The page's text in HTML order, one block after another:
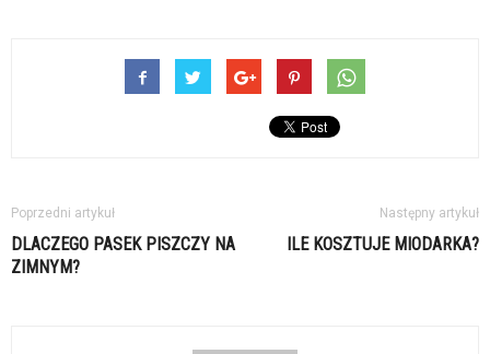
Poprzedni artykuł
DLACZEGO PASEK PISZCZY NA
ZIMNYM?
Następny artykuł
ILE KOSZTUJE MIODARKA?